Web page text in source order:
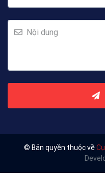
Nội dung
© Bản quyền thuộc về